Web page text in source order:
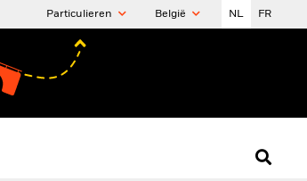
Particulieren België NL FR